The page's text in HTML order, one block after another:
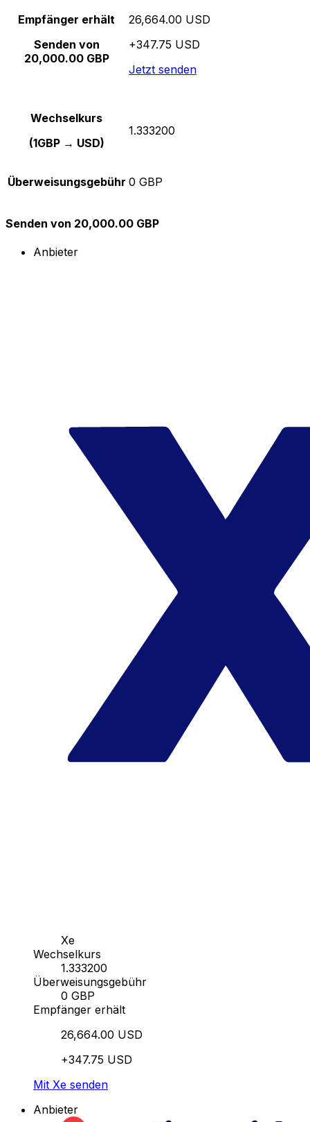
Empfänger erhält
Senden von
20,000.00 GBP
26,664.00 USD
+347.75 USD
Jetzt senden
Wechselkurs
(1GBP → USD)
1.333200
Überweisungsgebühr 0 GBP
Senden von 20,000.00 GBP
Anbieter
Xe
Wechselkurs
1.333200
Überweisungsgebühr
0 GBP
Empfänger erhält
26,664.00 USD
+347.75 USD
Mit Xe senden
Anbieter